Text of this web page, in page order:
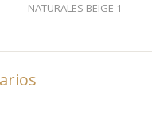
NATURALES BEIGE 1